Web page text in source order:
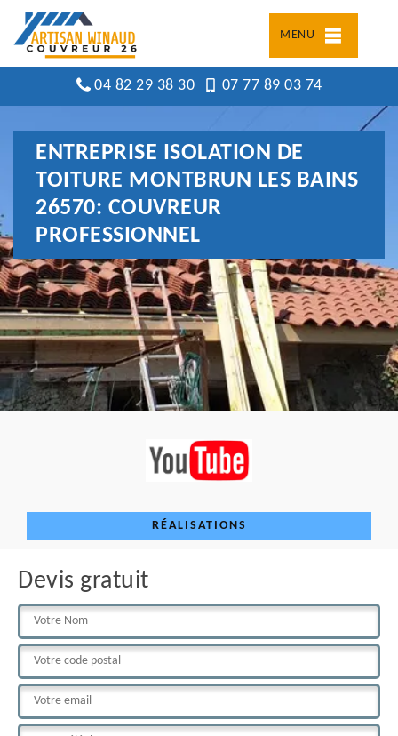
MENU
04 82 29 38 30 07 77 89 03 74
ENTREPRISE ISOLATION DE
TOITURE MONTBRUN LES BAINS
26570: COUVREUR
PROFESSIONNEL
RÉALISATIONS
Devis gratuit